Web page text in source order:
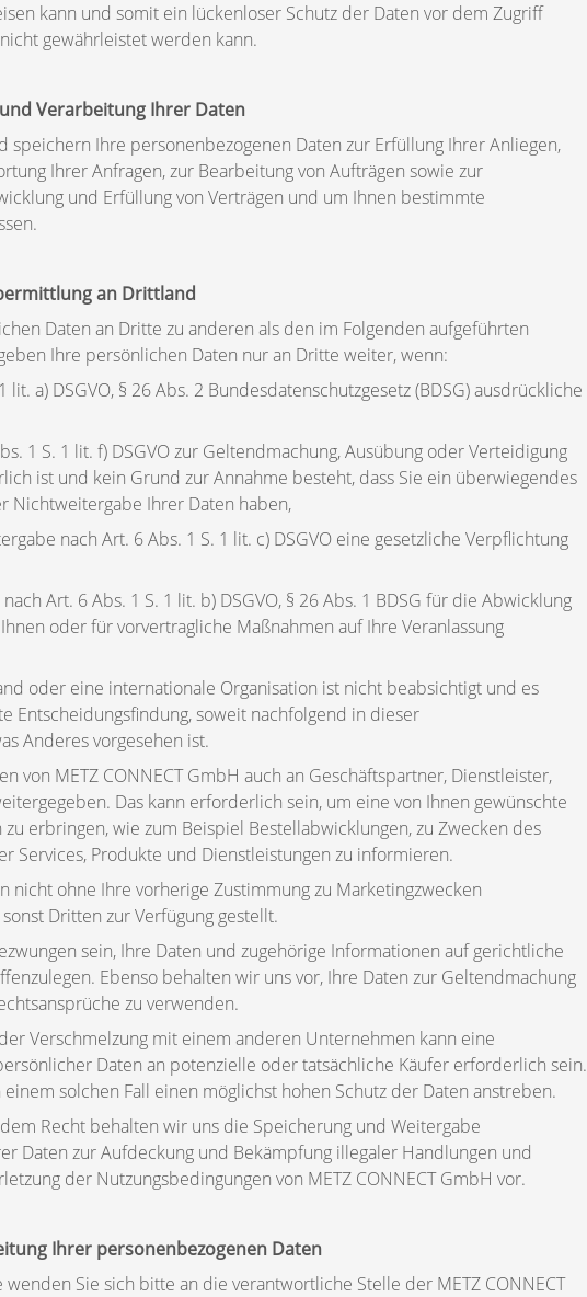
kann und somit ein lückenloser Schutz der Daten vor dem Zugriff
gewährleistet werden kann.
Verarbeitung Ihrer Daten
speichern Ihre personenbezogenen Daten zur Erfüllung Ihrer Anliegen,
Ihrer Anfragen, zur Bearbeitung von Aufträgen sowie zur
und Erfüllung von Verträgen und um Ihnen bestimmte
an Drittland
Daten an Dritte zu anderen als den im Folgenden aufgeführten
Ihre persönlichen Daten nur an Dritte weiter, wenn:
lit. a) DSGVO, § 26 Abs. 2 Bundesdatenschutzgesetz (BDSG) ausdrückliche
1 S. 1 lit. f) DSGVO zur Geltendmachung, Ausübung oder Verteidigung
ist und kein Grund zur Annahme besteht, dass Sie ein überwiegendes
Nichtweitergabe Ihrer Daten haben,
nach Art. 6 Abs. 1 S. 1 lit. c) DSGVO eine gesetzliche Verpflichtung
Art. 6 Abs. 1 S. 1 lit. b) DSGVO, § 26 Abs. 1 BDSG für die Abwicklung
oder für vorvertragliche Maßnahmen auf Ihre Veranlassung
oder eine internationale Organisation ist nicht beabsichtigt und es
Entscheidungsfindung, soweit nachfolgend in dieser
Anderes vorgesehen ist.
von METZ CONNECT GmbH auch an Geschäftspartner, Dienstleister,
Das kann erforderlich sein, um eine von Ihnen gewünschte
erbringen, wie zum Beispiel Bestellabwicklungen, zu Zwecken des
Services, Produkte und Dienstleistungen zu informieren.
nicht ohne Ihre vorherige Zustimmung zu Marketingzwecken
Dritten zur Verfügung gestellt.
sein, Ihre Daten und zugehörige Informationen auf gerichtliche
Ebenso behalten wir uns vor, Ihre Daten zur Geltendmachung
zu verwenden.
Verschmelzung mit einem anderen Unternehmen kann eine
Daten an potenzielle oder tatsächliche Käufer erforderlich sein.
einem solchen Fall einen möglichst hohen Schutz der Daten anstreben.
Recht behalten wir uns die Speicherung und Weitergabe
Daten zur Aufdeckung und Bekämpfung illegaler Handlungen und
der Nutzungsbedingungen von METZ CONNECT GmbH vor.
Ihrer personenbezogenen Daten
Sie sich bitte an die verantwortliche Stelle der METZ CONNECT